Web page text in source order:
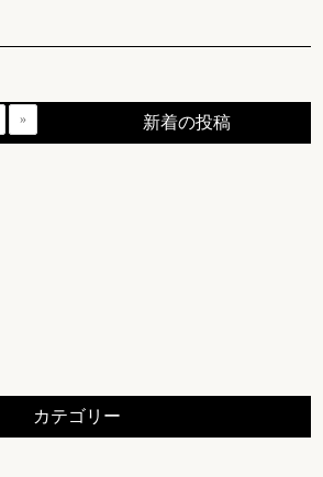
» 新着の投稿
カテゴリー